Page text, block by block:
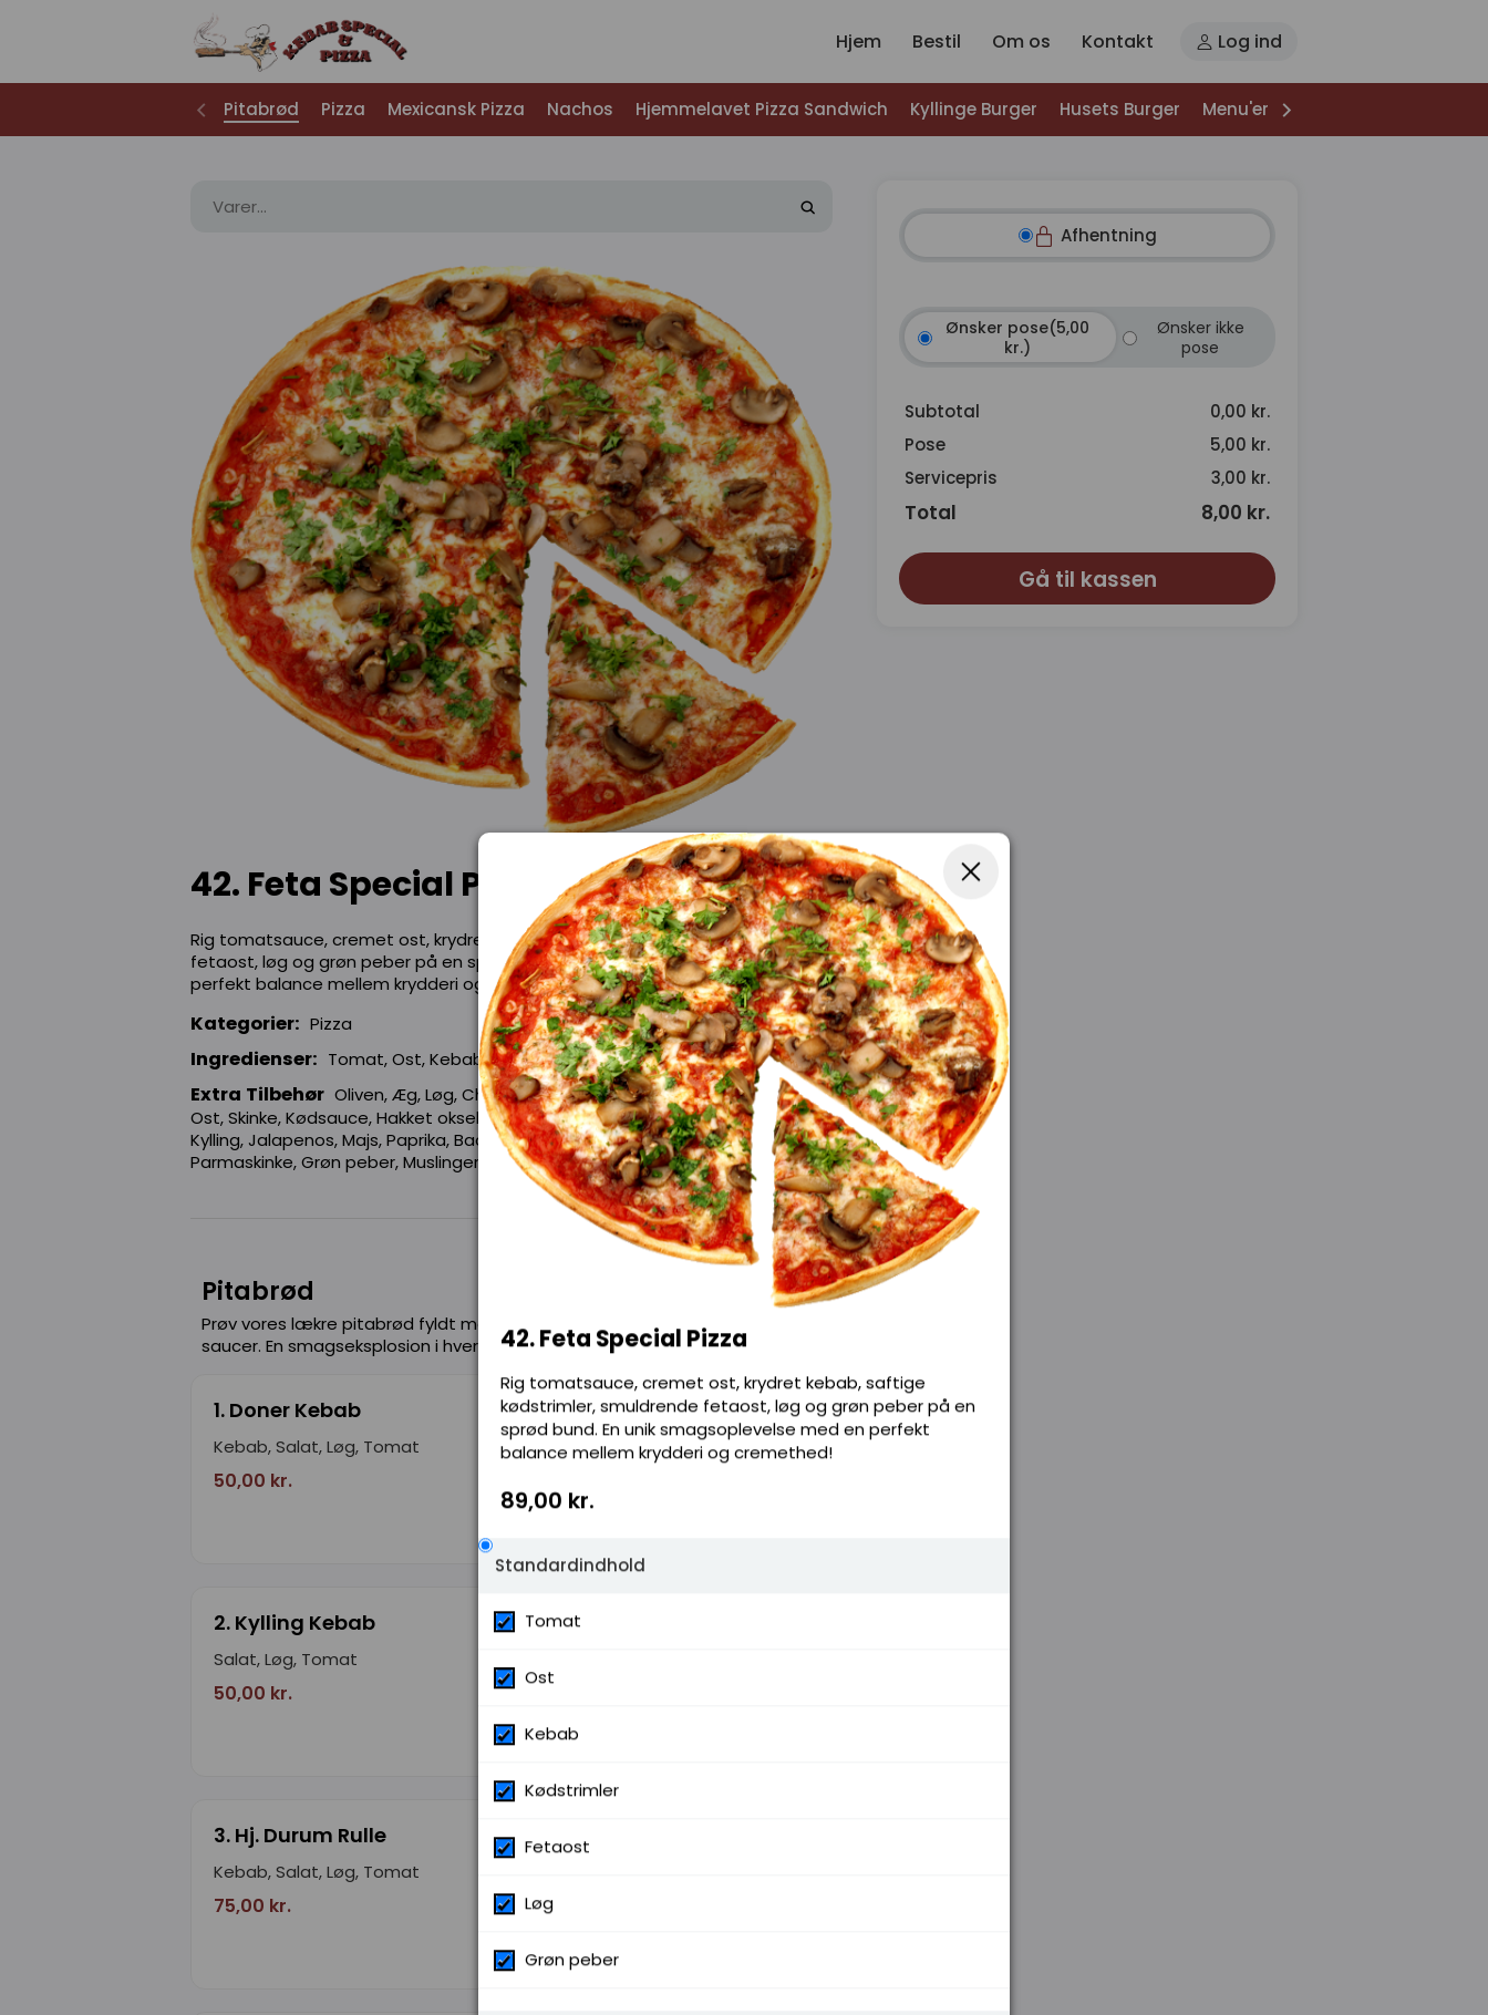
Hjem Bestil Om os Kontakt Log ind
Pitabrød Pizza Mexicansk Pizza Nachos Hjemmelavet Pizza Sandwich Kyllinge Burger Husets Burger Menu'er
42. Feta Special Pizza
Rig tomatsauce, cremet ost, krydret kebab, saftige kødstrimler, smuldrende
fetaost, løg og grøn peber på en sprød bund. En unik smagsoplevelse med en
perfekt balance mellem krydderi og cremethed!
Kategorier: Pizza
Ingredienser: Tomat, Ost, Kebab, Kødstrimler, Fetaost, Løg, Grøn peber
Extra Tilbehør Oliven, Æg, Løg, Champignon, Ananas, Tacosauce, Artiskok,
Ost, Skinke, Kødsauce, Hakket oksekød, Tunfisk, Pepperoni, Gorgonzola, Rejer,
Kylling, Jalapenos, Majs, Paprika, Bacon, Cocktailpølser, Fetaost, Kødstrimler,
Parmaskinke, Grøn peber, Muslinger, Kebabkød, Salat + dressing
Pitabrød
Prøv vores lækre pitabrød fyldt med saftigt kød, friske grøntsager og lækre
saucer. En smagseksplosion i hver bid! Bestil nu og nyd!
1. Doner Kebab
Kebab, Salat, Løg, Tomat
50,00 kr.
2. Kylling Kebab
Salat, Løg, Tomat
50,00 kr.
3. Hj. Durum Rulle
Kebab, Salat, Løg, Tomat
75,00 kr.
Afhentning
Ønsker pose(5,00
kr.)
Ønsker ikke
pose
Subtotal
0,00 kr.
Pose
5,00 kr.
Servicepris
3,00 kr.
Total 8,00 kr.
Gå til kassen
42. Feta Special Pizza
Rig tomatsauce, cremet ost, krydret kebab, saftige
kødstrimler, smuldrende fetaost, løg og grøn peber på en
sprød bund. En unik smagsoplevelse med en perfekt
balance mellem krydderi og cremethed!
89,00 kr.
Standardindhold
Tomat
Ost
Kebab
Kødstrimler
Fetaost
Løg
Grøn peber